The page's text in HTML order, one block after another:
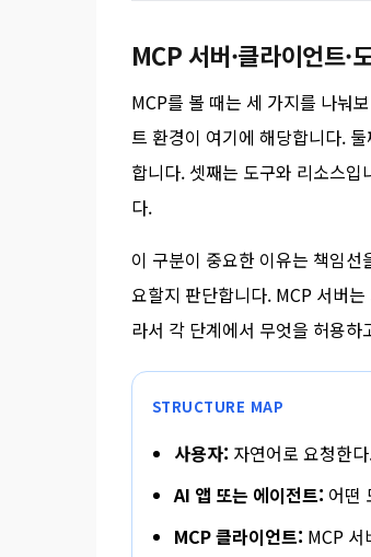
MCP 서버·클라이언트·
MCP를 볼 때는 세 가지를 나눠
트 환경이 여기에 해당합니다.
합니다. 셋째는 도구와 리소스
다.
이 구분이 중요한 이유는 책임
요할지 판단합니다. MCP 서버
라서 각 단계에서 무엇을 허용
STRUCTURE MAP
사용자: 자연어로 요청한
AI 앱 또는 에이전트: 어떤
MCP 클라이언트: MCP 서